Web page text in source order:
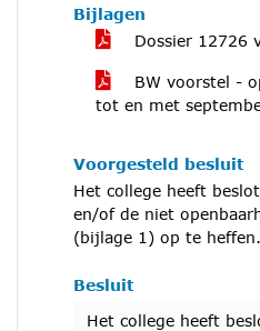
Bijlagen
Dossier 12726
BW voorstel -
tot en met
Voorgesteld besluit
Het college heeft
en/of de niet
(bijlage 1) op te heffen.
Besluit
Het college heeft